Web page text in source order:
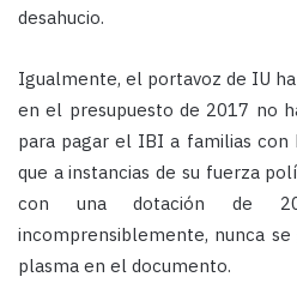
desahucio.
Igualmente, el portavoz de IU
en el presupuesto de 2017 no
para pagar el IBI a familias con
que a instancias de su fuerza
con una dotación de
incomprensiblemente, nunca
plasma en el documento.